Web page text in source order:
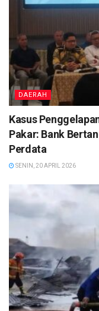
DAERAH
Kasus
Pakar: Bank
Perdata
SENIN, 20 APRIL 2026